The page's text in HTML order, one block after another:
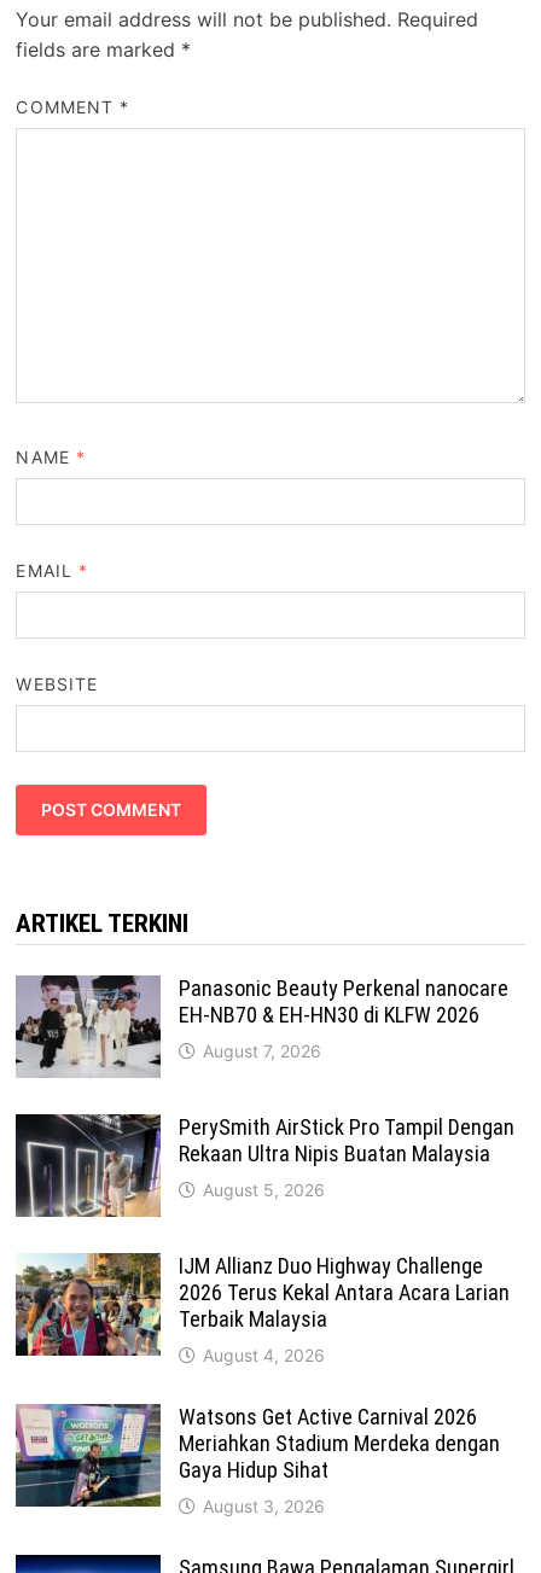
Your email address will not be published. Required
fields are marked *
COMMENT *
NAME *
EMAIL *
WEBSITE
ARTIKEL TERKINI
Panasonic Beauty Perkenal nanocare
EH-NB70 & EH-HN30 di KLFW 2026
August 7, 2026
PerySmith AirStick Pro Tampil Dengan
Rekaan Ultra Nipis Buatan Malaysia
August 5, 2026
IJM Allianz Duo Highway Challenge
2026 Terus Kekal Antara Acara Larian
Terbaik Malaysia
August 4, 2026
Watsons Get Active Carnival 2026
Meriahkan Stadium Merdeka dengan
Gaya Hidup Sihat
August 3, 2026